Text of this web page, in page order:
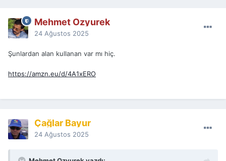
Mehmet Ozyurek
24 Ağustos 2025
Şunlardan alan kullanan var mı hiç.
https://amzn.eu/d/4A1xERO
Çağlar Bayur
24 Ağustos 2025